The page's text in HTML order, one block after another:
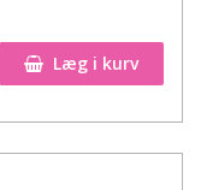
Læg i kurv